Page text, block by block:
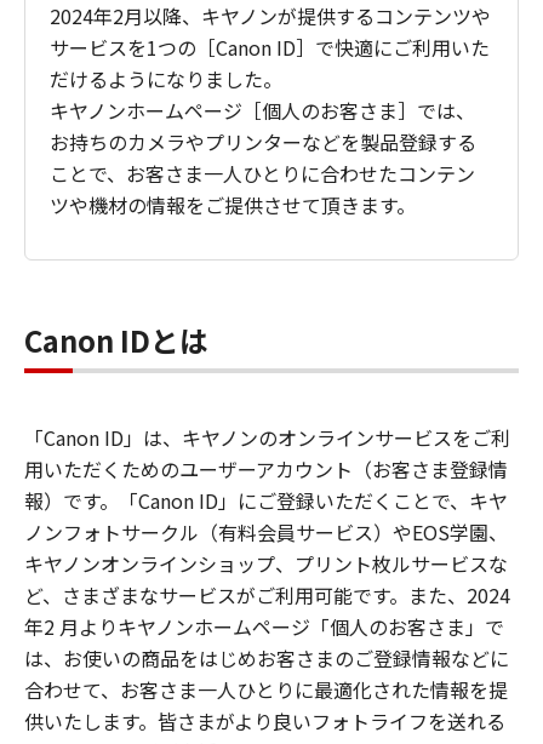
2024年2月以降、キヤノンが提供するコンテンツや
サービスを1つの［Canon ID］で快適にご利用いた
だけるようになりました。
キヤノンホームページ［個人のお客さま］では、
お持ちのカメラやプリンターなどを製品登録する
ことで、お客さま一人ひとりに合わせたコンテン
ツや機材の情報をご提供させて頂きます。
Canon IDとは
「Canon ID」は、キヤノンのオンラインサービスをご利
用いただくためのユーザーアカウント（お客さま登録情
報）です。「Canon ID」にご登録いただくことで、キヤ
ノンフォトサークル（有料会員サービス）やEOS学園、
キヤノンオンラインショップ、プリント枚ルサービスな
ど、さまざまなサービスがご利用可能です。また、2024
年2 月よりキヤノンホームページ「個人のお客さま」で
は、お使いの商品をはじめお客さまのご登録情報などに
合わせて、お客さま一人ひとりに最適化された情報を提
供いたします。皆さまがより良いフォトライフを送れる